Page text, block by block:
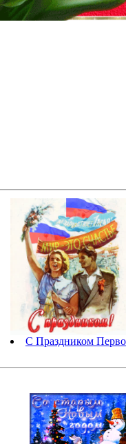
С Праздником